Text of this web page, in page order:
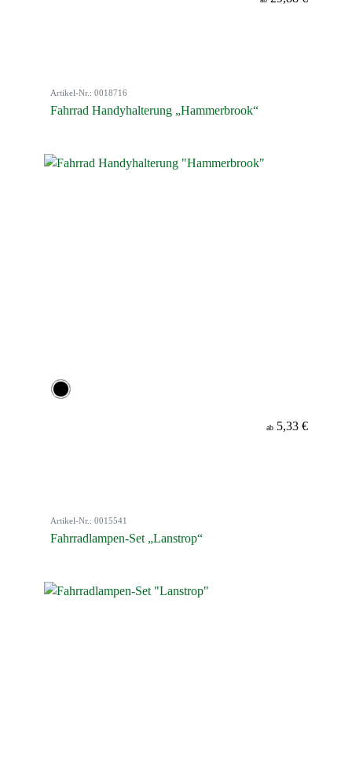
Artikel-Nr.: 0018716
Fahrrad Handyhalterung „Hammerbrook“
ab 5,33 €
Artikel-Nr.: 0015541
Fahrradlampen-Set „Lanstrop“